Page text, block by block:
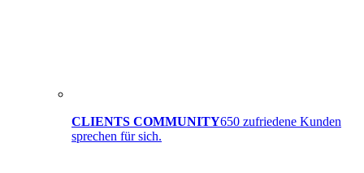
CLIENTS COMMUNITY650 zufriedene Kunden
sprechen für sich.